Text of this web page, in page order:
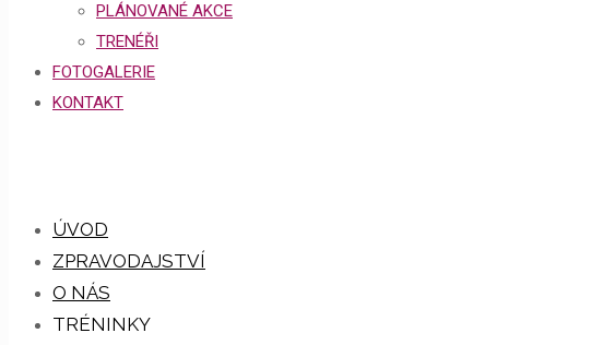
PLÁNOVANÉ AKCE
TRENÉŘI
FOTOGALERIE
KONTAKT
ÚVOD
ZPRAVODAJSTVÍ
O NÁS
TRÉNINKY